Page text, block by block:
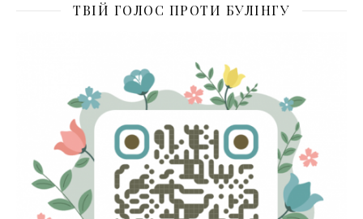
ТВІЙ ГОЛОС ПРОТИ БУЛІНГУ